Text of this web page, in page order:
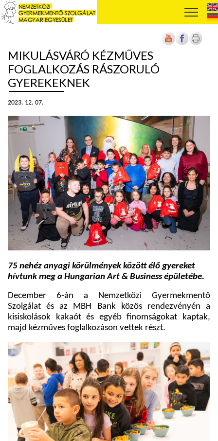
MIKULÁSVÁRÓ KÉZMŰVES
FOGLALKOZÁS RÁSZORULÓ
GYEREKEKNEK
2023. 12. 07.
75 nehéz anyagi körülmények között élő gyereket
hívtunk meg a Hungarian Art & Business épületébe.
December 6-án a Nemzetközi Gyermekmentő
Szolgálat és az MBH Bank közös rendezvényén a
kisiskolások kakaót és egyéb finomságokat kaptak,
majd kézműves foglalkozáson vettek részt.